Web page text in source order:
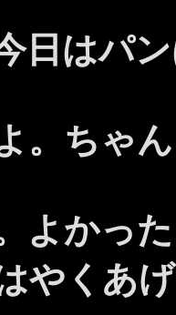
日はパ
。ちゃ
よかっ
やくあ